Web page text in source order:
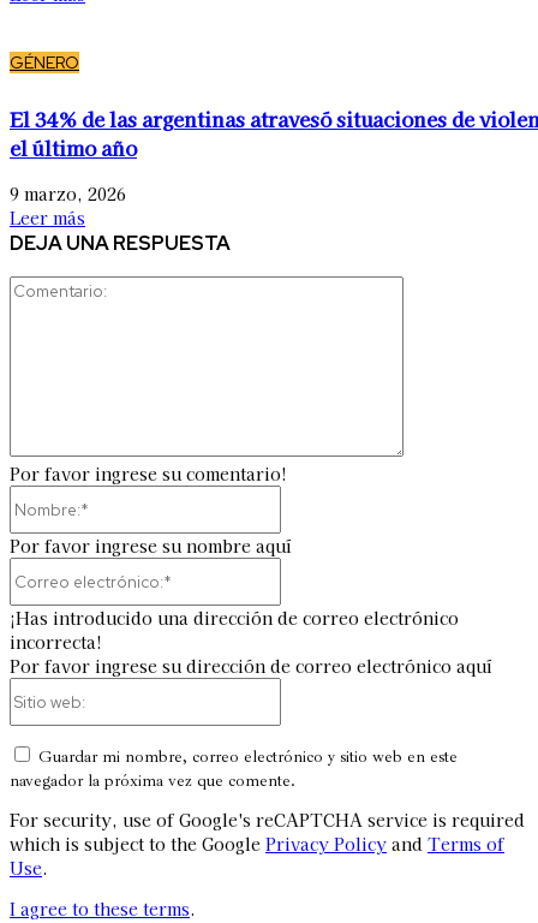
GÉNERO
El 34% de las argentinas atravesó situaciones de
el último año
9 marzo, 2026
Leer más
DEJA UNA RESPUESTA
Por favor ingrese su comentario!
Por favor ingrese su nombre aquí
¡Has introducido una dirección de correo electrónico
incorrecta!
Por favor ingrese su dirección de correo electrónico aquí
Guardar mi nombre, correo electrónico y sitio web en este
navegador la próxima vez que comente.
For security, use of Google's reCAPTCHA service is required
which is subject to the Google Privacy Policy and Terms of
Use.
I agree to these terms.